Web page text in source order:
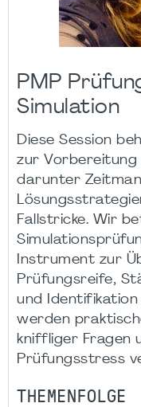
PMP
Simulation
Diese Session
zur Vorbereitung
darunter
Fallstricke. Wir
Instrument zur
Prüfungsreife,
und Identifikation
werden
kniffliger Fragen
Prüfungsstress
THEMENFOLGE